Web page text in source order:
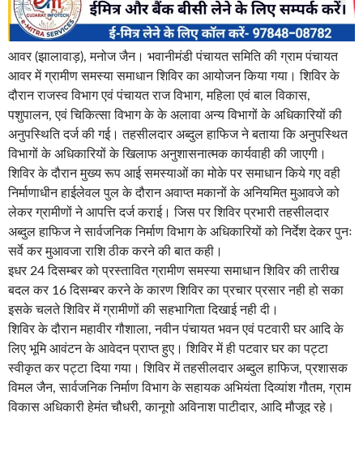
आवर (झालावाड़), मनोज जैन। भवानीमंडी पंचायत समिति की ग्राम पंचायत
आवर में ग्रामीण समस्या समाधान शिविर का आयोजन किया गया। शिविर के
दौरान राजस्व विभाग एवं पंचायत राज विभाग, महिला एवं बाल विकास,
पशुपालन, एवं चिकित्सा विभाग के के अलावा अन्य विभागों के अधिकारियों की
अनुपस्थिति दर्ज की गई। तहसीलदार अब्दुल हाफिज ने बताया कि अनुपस्थित
विभागों के अधिकारियों के खिलाफ अनुशासनात्मक कार्यवाही की जाएगी।
शिविर के दौरान मुख्य रूप आई समस्याओं का मोके पर समाधान किये गए वही
निर्माणाधीन हाईलेवल पुल के दौरान अवाप्त मकानों के अनियमित मुआवजे को
लेकर ग्रामीणों ने आपत्ति दर्ज कराई। जिस पर शिविर प्रभारी तहसीलदार
अब्दुल हाफिज ने सार्वजनिक निर्माण विभाग के अधिकारियों को निर्देश देकर पुनः
सर्वे कर मुआवजा राशि ठीक करने की बात कही।
इधर 24 दिसम्बर को प्रस्तावित ग्रामीण समस्या समाधान शिविर की तारीख
बदल कर 16 दिसम्बर करने के कारण शिविर का प्रचार प्रसार नही हो सका
इसके चलते शिविर में ग्रामीणों की सहभागिता दिखाई नही दी।
शिविर के दौरान महावीर गौशाला, नवीन पंचायत भवन एवं पटवारी घर आदि के
लिए भूमि आवंटन के आवेदन प्राप्त हुए। शिविर में ही पटवार घर का पट्टा
स्वीकृत कर पट्टा दिया गया। शिविर में तहसीलदार अब्दुल हाफिज, प्रशासक
विमल जैन, सार्वजनिक निर्माण विभाग के सहायक अभियंता दिव्यांश गौतम, ग्राम
विकास अधिकारी हेमंत चौधरी, कानूगो अविनाश पाटीदार, आदि मौजूद रहे।